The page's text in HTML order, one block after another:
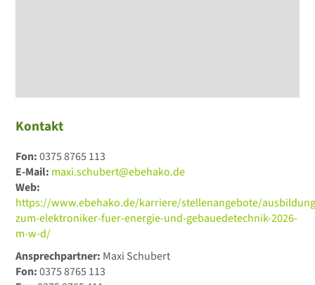
Kontakt
Fon:0375 8765 113
E-Mail: maxi.schubert@ebehako.de
Web:
https://www.ebehako.de/karriere/stellenangebote/
zum-elektroniker-fuer-energie-und-gebauedetechnik-2026-
m-w-d/
Ansprechpartner: Maxi Schubert
Fon:0375 8765 113